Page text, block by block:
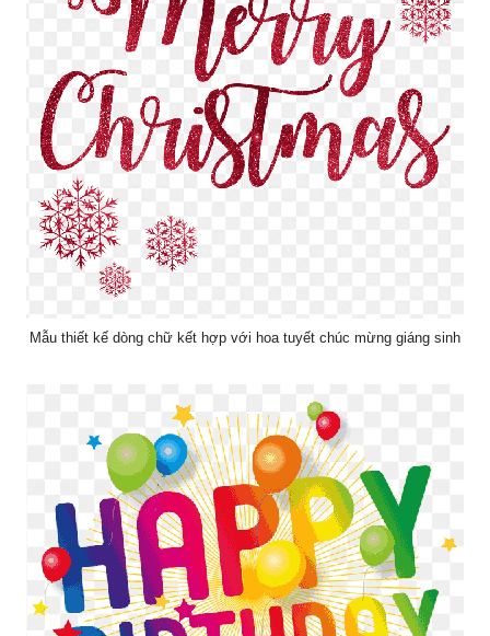
Mẫu thiết kế dòng chữ kết hợp với hoa tuyết chúc mừng giáng sinh